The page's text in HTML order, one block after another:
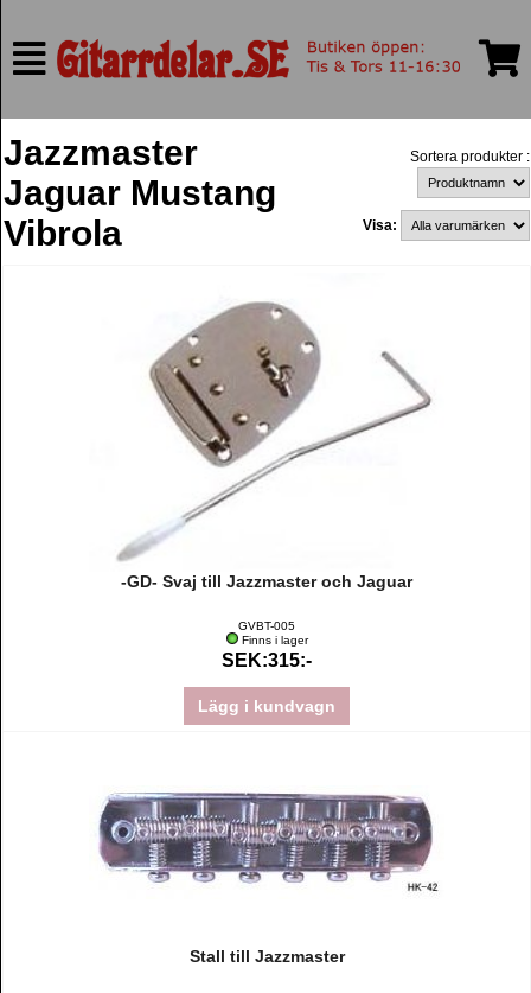
Jazzmaster
Jaguar Mustang
Vibrola
Sortera produkter :
Visa:
-GD- Svaj till Jazzmaster och Jaguar
GVBT-005
Finns i lager
SEK:315:-
Lägg i kundvagn
Stall till Jazzmaster